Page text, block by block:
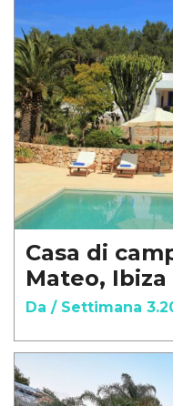
Casa di
Mateo, Ibiza
Da / Settimana